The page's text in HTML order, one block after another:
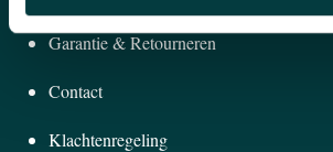
Garantie & Retourneren
Contact
Klachtenregeling